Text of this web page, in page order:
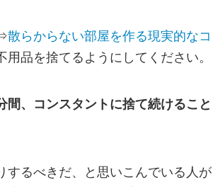
散らからない部屋を作る現実的なコ
用品を捨てるようにしてください。
間、コンスタントに捨て続けること
するべきだ、と思いこんでいる人が